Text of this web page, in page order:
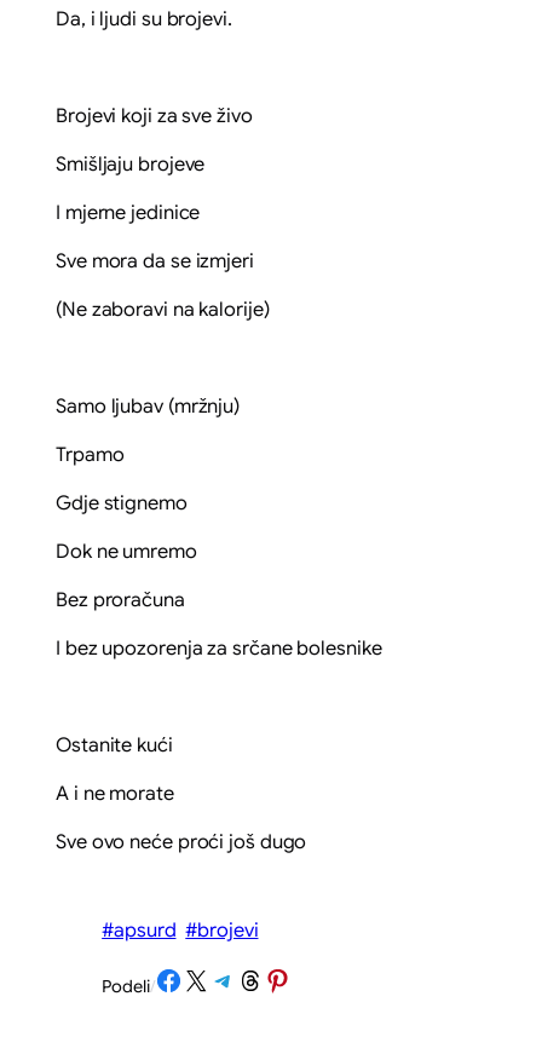
Da, i ljudi su brojevi.
Brojevi koji za sve živo
Smišljaju brojeve
I mjerne jedinice
Sve mora da se izmjeri
(Ne zaboravi na kalorije)
Samo ljubav (mržnju)
Trpamo
Gdje stignemo
Dok ne umremo
Bez proračuna
I bez upozorenja za srčane bolesnike
Ostanite kući
A i ne morate
Sve ovo neće proći još dugo
#apsurd #brojevi
Podeli/Share on Facebook
Share on X Share on Telegram
Share on Threads
Share on Pinterest